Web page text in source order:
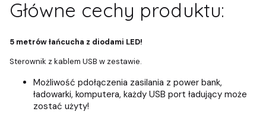
Główne cechy produktu:
5 metrów łańcucha z diodami LED!
Sterownik z kablem USB w zestawie.
Możliwość pdołączenia zasilania z power bank,
ładowarki, komputera, każdy USB port ładujący może
zostać użyty!